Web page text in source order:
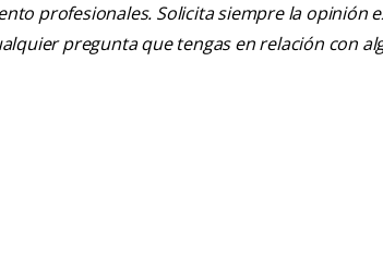
profesionales. Solicita siempre la opinión
pregunta que tengas en relación con